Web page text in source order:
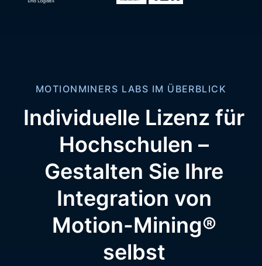
MOTIONMINERS LABS IM ÜBERBLICK
Individuelle Lizenz für
Hochschulen –
Gestalten Sie Ihre
Integration von
Motion-Mining®
selbst